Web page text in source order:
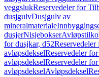
veggslukReservedeler for
dusjgulvDusjgulv av
mineralmateriale
dusjerNisjebokser
for dusjkar, d52
avløpsdekselReservedeler
avløpsdekselReservedeler
avløpsdekselAvløpsdeksel